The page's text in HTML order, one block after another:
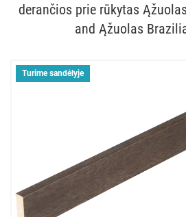
derančios prie rūkytas
and Ąžuolas
Turime sandėlyje